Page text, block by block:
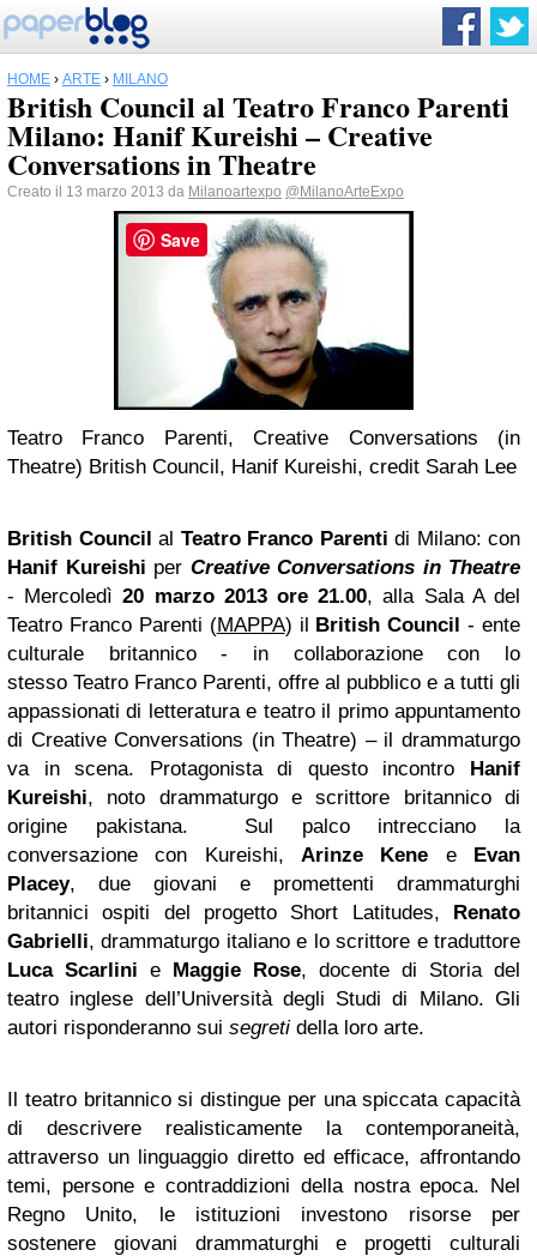
HOME › ARTE › MILANO
British Council al Teatro Franco Parenti
Milano: Hanif Kureishi – Creative
Conversations in Theatre
Creato il 13 marzo 2013 da Milanoartexpo @MilanoArteExpo
Teatro Franco Parenti, Creative Conversations (in
Theatre) British Council, Hanif Kureishi, credit Sarah Lee
British Council al Teatro Franco Parenti di Milano: con
Hanif Kureishi per Creative Conversations in Theatre
- Mercoledì20 marzo 2013 ore 21.00, alla Sala A del
Teatro Franco Parenti (MAPPA) il British Council- ente
culturale britannico - in collaborazione con lo
stesso Teatro Franco Parenti, offre al pubblico e a tutti gli
appassionati di letteratura e teatro il primo appuntamento
di Creative Conversations (in Theatre) – il drammaturgo
va in scena. Protagonista di questo incontro Hanif
Kureishi, noto drammaturgo e scrittore britannico di
origine pakistana. Sul palco intrecciano la
conversazione con Kureishi, Arinze Kene e Evan
Placey, due giovani e promettenti drammaturghi
britannici ospiti del progetto Short Latitudes, Renato
Gabrielli, drammaturgo italiano e lo scrittore e traduttore
Luca Scarlini e Maggie Rose, docente di Storia del
teatro inglese dell’Università degli Studi di Milano. Gli
autori risponderanno sui segreti della loro arte.
Il teatro britannico si distingue per una spiccata capacità
di descrivere realisticamente la contemporaneità,
attraverso un linguaggio diretto ed efficace, affrontando
temi, persone e contraddizioni della nostra epoca. Nel
Regno Unito, le istituzioni investono risorse per
sostenere giovani drammaturghi e progetti culturali
Save